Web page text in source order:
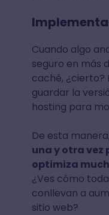
Cuando algo
seguro en más
caché, ¿cierto?
guardar la
hosting para
De esta manera,
una y otra vez
optimiza
¿Ves cómo
conllevan a
sitio web?